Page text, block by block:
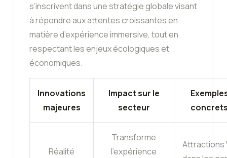
s’inscrivent dans une stratégie globale visant
à répondre aux attentes croissantes en
matière d’expérience immersive, tout en
respectant les enjeux écologiques et
économiques.
Innovations
majeures
Impact sur le
secteur
Réalité
Transforme
l’expérience
Attractions